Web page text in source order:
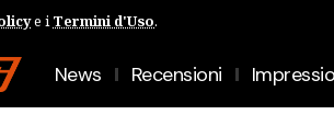
e i Termini d'Uso.
News Recensioni